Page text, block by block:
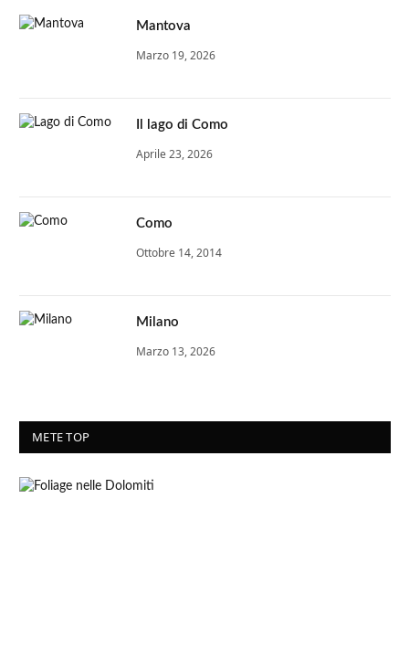
Mantova
Marzo 19, 2026
Il lago di Como
Aprile 23, 2026
Como
Ottobre 14, 2014
Milano
Marzo 13, 2026
METE TOP